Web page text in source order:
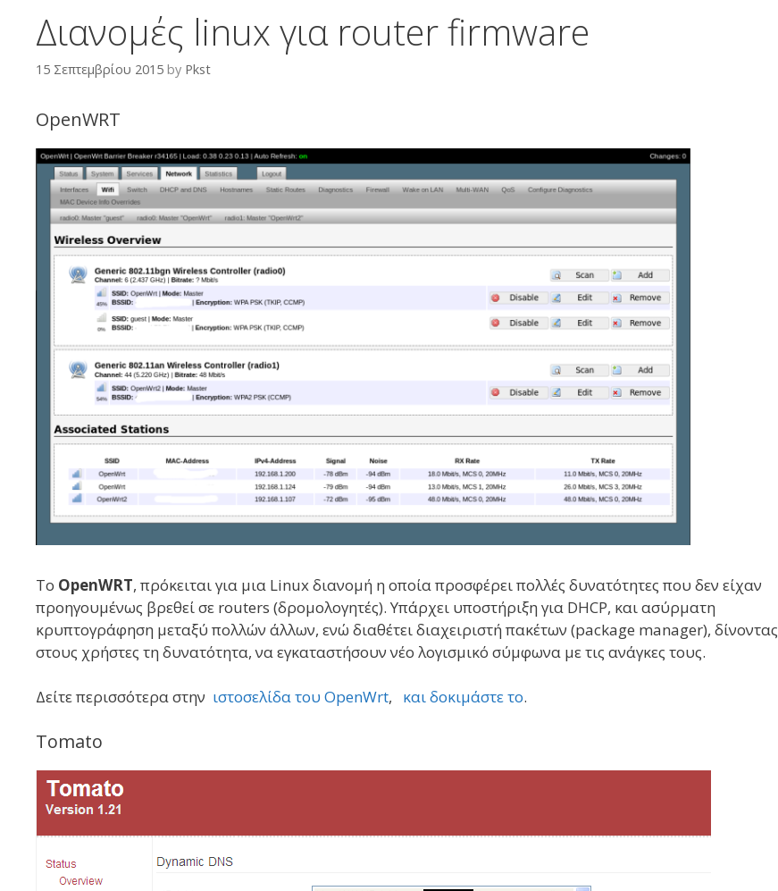
Διανομές linux για router firmware
15 Σεπτεμβρίου 2015 by Pkst
OpenWRT
Το OpenWRT, πρόκειται για μια Linux διανομή η οποία προσφέρει πολλές δυνατότητες που δεν είχαν
προηγουμένως βρεθεί σε routers (δρομολογητές). Υπάρχει υποστήριξη για DHCP, και ασύρματη
κρυπτογράφηση μεταξύ πολλών άλλων, ενώ διαθέτει διαχειριστή πακέτων (package manager), δίνοντας
στους χρήστες τη δυνατότητα, να εγκαταστήσουν νέο λογισμικό σύμφωνα με τις ανάγκες τους.
Δείτε περισσότερα στην ιστοσελίδα του OpenWrt, και δοκιμάστε το.
Tomato